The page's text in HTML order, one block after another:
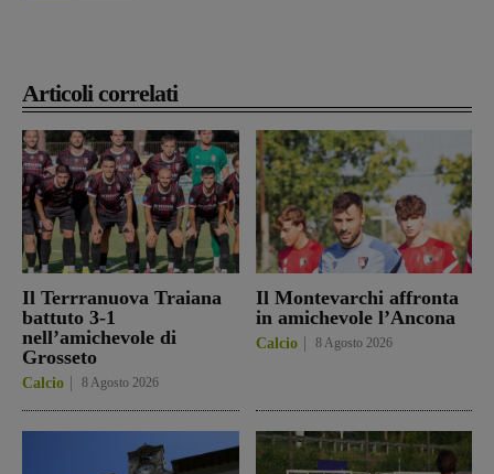
Articoli correlati
Il Terrranuova Traiana
battuto 3-1
nell’amichevole di
Grosseto
Calcio 8 Agosto 2026
Il Montevarchi affronta
in amichevole l’Ancona
Calcio 8 Agosto 2026